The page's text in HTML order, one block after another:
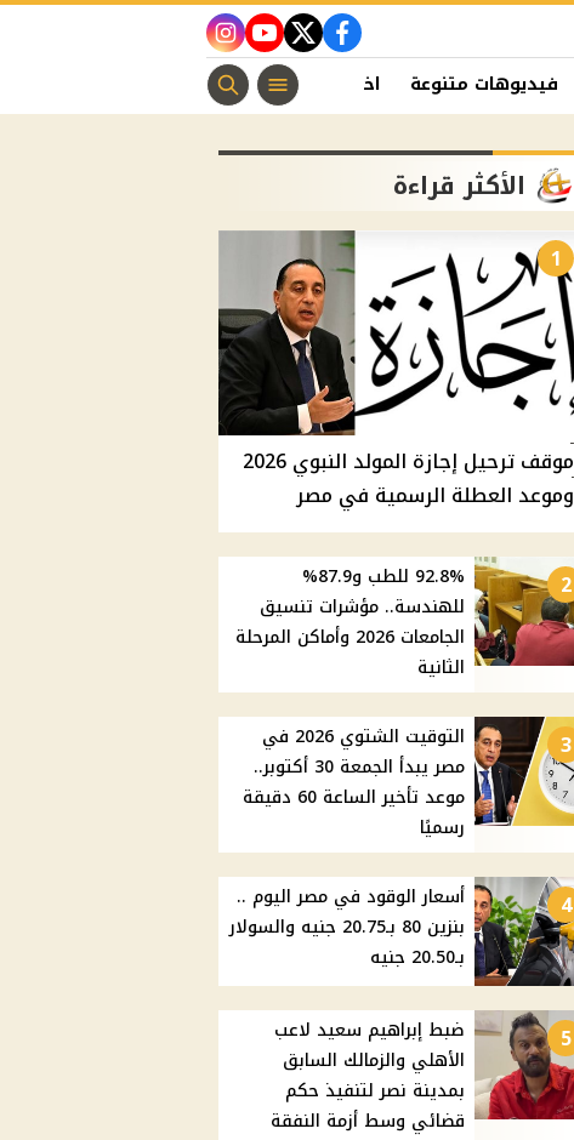
facebook
twitter
youtube
instagram
فيديوهات متنوعة اخبار الفن منوعات مسيحية
الأكثر قراءة
1
موقف ترحيل إجازة المولد النبوي 2026
وموعد العطلة الرسمية في مصر
2
92.8% للطب و87.9%
للهندسة.. مؤشرات تنسيق
الجامعات 2026 وأماكن المرحلة
الثانية
3
التوقيت الشتوي 2026 في
مصر يبدأ الجمعة 30 أكتوبر..
موعد تأخير الساعة 60 دقيقة
رسميًا
4
أسعار الوقود في مصر اليوم ..
بنزين 80 بـ20.75 جنيه والسولار
بـ20.50 جنيه
5
ضبط إبراهيم سعيد لاعب
الأهلي والزمالك السابق
بمدينة نصر لتنفيذ حكم
قضائي وسط أزمة النفقة